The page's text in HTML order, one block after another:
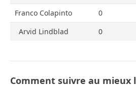
Franco Colapinto
0
Arvid Lindblad
0
Comment suivre au mieux